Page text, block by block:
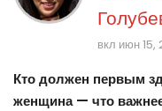
вкл июн 15,
Кто должен первым
женщина — что